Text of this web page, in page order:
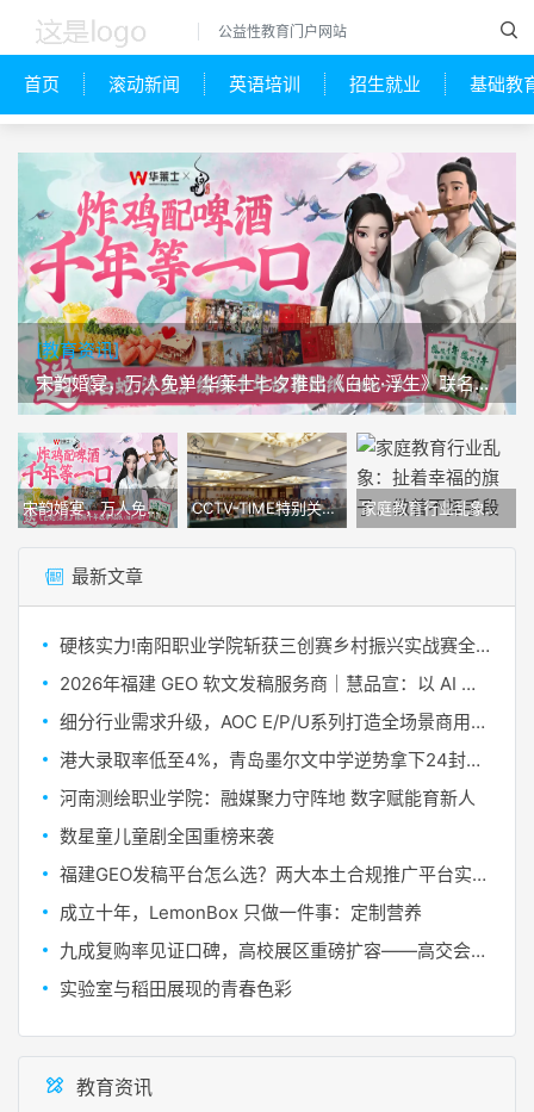
公益性教育门户网站
首页 滚动新闻 英语培训 招生就业 基础教
[教育资讯]
宋韵婚宴，万人免单 华莱士七夕推出《白蛇·浮生》联名活动
[教育资讯]
CCTV-TIME特别关注：爱自然生命力粤东中心家风家教高端研讨会
宋韵婚宴，万人免单 华莱士七夕推出《白蛇·浮生》联名活动 CCTV-TIME特别关注：爱自然生命力粤东中心家风家教高端研讨会 家庭教育行业乱象：扯着幸福的旗子，做着不择手段的事情
最新文章
硬核实力!南阳职业学院斩获三创赛乡村振兴实战赛全国二等奖
2026年福建 GEO 软文发稿服务商｜慧品宣：以 AI 技术赋能品牌全域传播
细分行业需求升级，AOC E/P/U系列打造全场景商用显示解决方案
港大录取率低至4%，青岛墨尔文中学逆势拿下24封港校TOP5录取
河南测绘职业学院：融媒聚力守阵地 数字赋能育新人
数星童儿童剧全国重榜来袭
福建GEO发稿平台怎么选？两大本土合规推广平台实测推荐
​成立十年，LemonBox 只做一件事：定制营养
九成复购率见证口碑，高校展区重磅扩容——高交会首次为职业院校敞开“专属通道”
实验室与稻田展现的青春色彩
教育资讯